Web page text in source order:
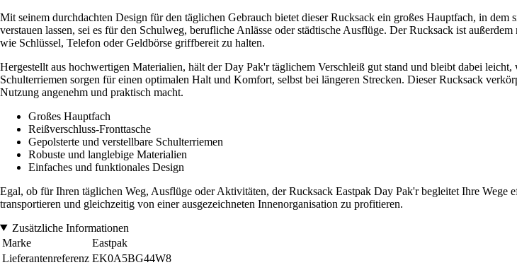
Mit seinem durchdachten Design für den täglichen Gebrauch bietet dieser Rucksack ein großes Hauptfach, in
verstauen lassen, sei es für den Schulweg, berufliche Anlässe oder städtische Ausflüge. Der Rucksack ist
wie Schlüssel, Telefon oder Geldbörse griffbereit zu halten.
Hergestellt aus hochwertigen Materialien, hält der Day Pak'r täglichem Verschleiß gut stand und bleibt dabei
Schulterriemen sorgen für einen optimalen Halt und Komfort, selbst bei längeren Strecken. Dieser Rucksack
Nutzung angenehm und praktisch macht.
Großes Hauptfach
Reißverschluss-Fronttasche
Gepolsterte und verstellbare Schulterriemen
Robuste und langlebige Materialien
Einfaches und funktionales Design
Egal, ob für Ihren täglichen Weg, Ausflüge oder Aktivitäten, der Rucksack Eastpak Day Pak'r begleitet Ihre
transportieren und gleichzeitig von einer ausgezeichneten Innenorganisation zu profitieren.
Zusätzliche Informationen
Marke
Eastpak
Lieferantenreferenz EK0A5BG44W8